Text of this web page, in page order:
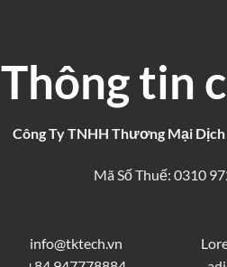
Thông tin
Công Ty TNHH Thương Mại Dịch
Mã Số Thuế: 0310
info@tktech.vn